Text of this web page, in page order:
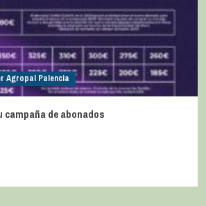
Agropal Palencia
campaña de abonados